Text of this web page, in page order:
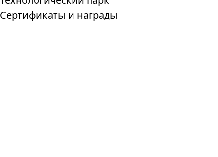
Сертификаты и награды